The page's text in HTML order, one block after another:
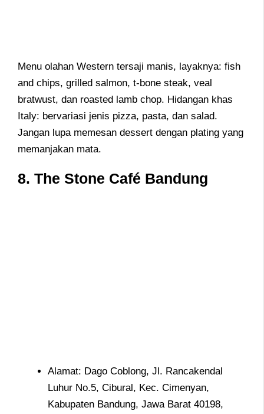
Menu olahan Western tersaji manis, layaknya: fish
and chips, grilled salmon, t-bone steak, veal
bratwust, dan roasted lamb chop. Hidangan khas
Italy: bervariasi jenis pizza, pasta, dan salad.
Jangan lupa memesan dessert dengan plating yang
memanjakan mata.
8. The Stone Café Bandung
Alamat: Dago Coblong, Jl. Rancakendal
Luhur No.5, Cibural, Kec. Cimenyan,
Kabupaten Bandung, Jawa Barat 40198,